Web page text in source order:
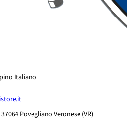
Italiano
Povegliano Veronese (VR)